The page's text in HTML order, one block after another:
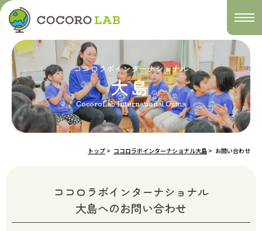
ココロラボインターナショナル
大島
CocoroLab International Ojima
トップ > ココロラボインターナショナル大島 > お問い合わせ
ココロラボインターナショナル
大島へのお問い合わせ